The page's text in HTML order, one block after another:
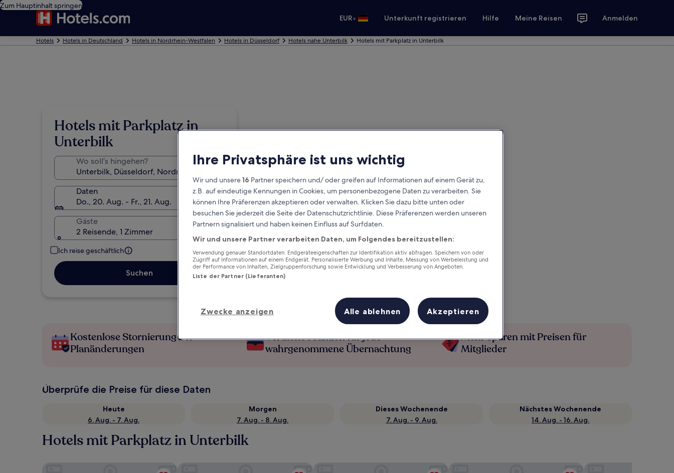
Zum Hauptinhalt springen
EUR• Unterkunft registrieren Hilfe Meine Reisen Anmelden
Hotels Hotels in Deutschland Hotels in Nordrhein-Westfalen Hotels in Düsseldorf Hotels nahe Unterbilk Hotels mit Parkplatz in Unterbilk
Hotels mit Parkplatz in
Unterbilk
Wo soll’s hingehen?
Daten
Do., 20. Aug. - Fr., 21. Aug.
Gäste
2 Reisende, 1 Zimmer
Ich reise geschäftlich
Suchen
Kostenlose Stornierung bei
Planänderungen
Verdiene Prämien für jede
wahrgenommene Übernachtung
Mehr sparen mit Preisen für
Mitglieder
Überprüfe die Preise für diese Daten
Heute
6. Aug. - 7. Aug.
Morgen
7. Aug. - 8. Aug.
Dieses Wochenende
7. Aug. - 9. Aug.
Nächstes Wochenende
14. Aug. - 16. Aug.
Hotels mit Parkplatz in Unterbilk
Radisson Blu Media Harbour Hotel, DüsseldorfRuby Leni Hotel Dusseldorf by IHG
Ihre Privatsphäre ist uns wichtig
Wir und unsere16 Partner speichern und/ oder greifen auf Informationen auf einem Gerät zu,
z.B. auf eindeutige Kennungen in Cookies, um personenbezogene Daten zu verarbeiten. Sie
können Ihre Präferenzen akzeptieren oder verwalten. Klicken Sie dazu bitte unten oder
besuchen Sie jederzeit die Seite der Datenschutzrichtlinie. Diese Präferenzen werden unseren
Partnern signalisiert und haben keinen Einfluss auf Surfdaten.
Wir und unsere Partner verarbeiten Daten, um Folgendes bereitzustellen:
Verwendung genauer Standortdaten. Endgeräteeigenschaften zur Identifikation aktiv abfragen. Speichern von oder
Zugriff auf Informationen auf einem Endgerät. Personalisierte Werbung und Inhalte, Messung von Werbeleistung und
der Performance von Inhalten, Zielgruppenforschung sowie Entwicklung und Verbesserung von Angeboten.
Liste der Partner (Lieferanten)
Zwecke anzeigen Alle ablehnen Akzeptieren